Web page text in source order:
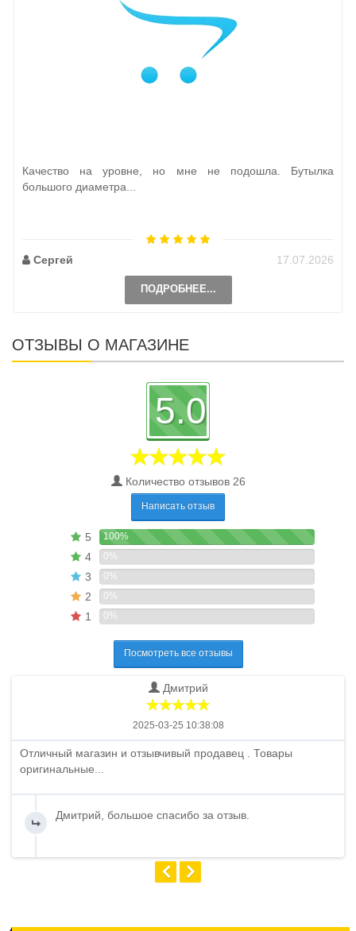
Качество на уровне, но мне не подошла. Бутылка
большого диаметра...
Сергей 17.07.2026
ПОДРОБНЕЕ...
ОТЗЫВЫ О МАГАЗИНЕ
5.0
Количество отзывов 26
Написать отзыв
5 100%
4 0%
3 0%
2 0%
1 0%
Посмотреть все отзывы
Дмитрий
2025-03-25 10:38:08
Отличный магазин и отзывчивый продавец . Товары
оригинальные...
Дмитрий, большое спасибо за отзыв.